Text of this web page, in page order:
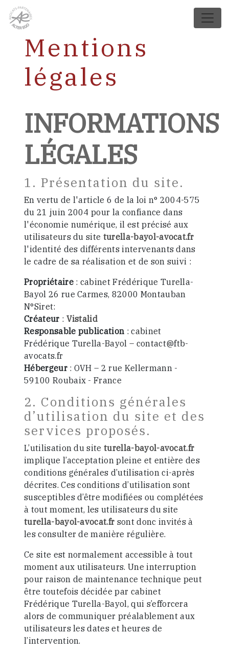
Panneau de gestion des cookies
Mentions
légales
INFORMATIONS
LÉGALES
1. Présentation du site.
En vertu de l'article 6 de la loi n° 2004-575
du 21 juin 2004 pour la confiance dans
l'économie numérique, il est précisé aux
utilisateurs du site turella-bayol-avocat.fr
l'identité des différents intervenants dans
le cadre de sa réalisation et de son suivi :
Propriétaire: cabinet Frédérique Turella-
Bayol 26 rue Carmes, 82000 Montauban
N°Siret:
Créateur : Vistalid
Responsable publication : cabinet
Frédérique Turella-Bayol – contact@ftb-
avocats.fr
Hébergeur: OVH – 2 rue Kellermann -
59100 Roubaix - France
2. Conditions générales
d’utilisation du site et des
services proposés.
L’utilisation du siteturella-bayol-avocat.fr
implique l’acceptation pleine et entière des
conditions générales d’utilisation ci-après
décrites. Ces conditions d’utilisation sont
susceptibles d’être modifiées ou complétées
à tout moment, les utilisateurs du site
turella-bayol-avocat.fr sont donc invités à
les consulter de manière régulière.
Ce site est normalement accessible à tout
moment aux utilisateurs. Une interruption
pour raison de maintenance technique peut
être toutefois décidée par cabinet
Frédérique Turella-Bayol, qui s’efforcera
alors de communiquer préalablement aux
utilisateurs les dates et heures de
l’intervention.